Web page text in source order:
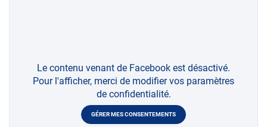
Le contenu venant de Facebook est désactivé.
Pour l'afficher, merci de modifier vos paramètres
de confidentialité.
GÉRER MES CONSENTEMENTS